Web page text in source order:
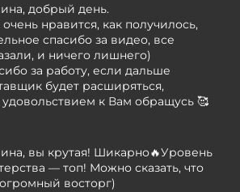
добрый день.
нравится, как получилось,
спасибо за видео, все
и ничего лишнего)
за работу, если дальше
будет расширяться,
удовольствием к Вам обращусь 🥰
вы крутая! Шикарно🔥Уровень
— топ! Можно сказать, что
восторг)